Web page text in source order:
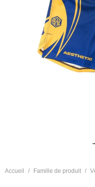
Accueil Famille de produit